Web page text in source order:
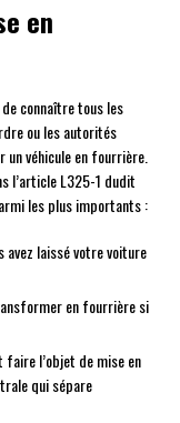
en
connaître tous les
ou les autorités
véhicule en fourrière.
l’article L325-1 dudit
les plus importants :
avez laissé votre voiture
en fourrière si
faire l’objet de mise en
qui sépare